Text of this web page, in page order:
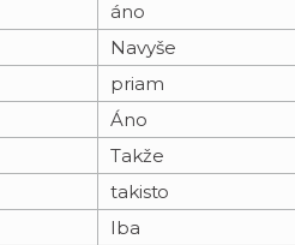
áno
Navyše
priam
Áno
Takže
takisto
Iba